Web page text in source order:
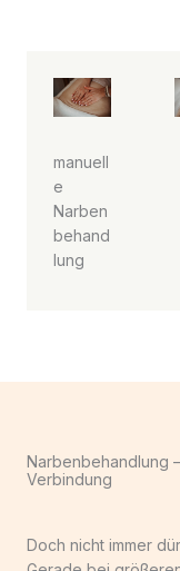
manuell
e
Narben
behand
lung
Narbenbehandlung
Verbindung
Doch nicht immer